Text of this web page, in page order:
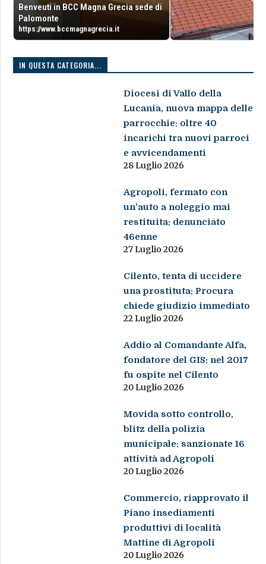
Benveuti in BCC Magna Grecia sede di
Palomonte
https://www.bccmagnagrecia.it
IN QUESTA CATEGORIA...
Diocesi di Vallo della
Lucania, nuova mappa delle
parrocchie: oltre 40
incarichi tra nuovi parroci
e avvicendamenti
28 Luglio 2026
Agropoli, fermato con
un’auto a noleggio mai
restituita: denunciato
46enne
27 Luglio 2026
Cilento, tenta di uccidere
una prostituta: Procura
chiede giudizio immediato
22 Luglio 2026
Addio al Comandante Alfa,
fondatore del GIS: nel 2017
fu ospite nel Cilento
20 Luglio 2026
Movida sotto controllo,
blitz della polizia
municipale: sanzionate 16
attività ad Agropoli
20 Luglio 2026
Commercio, riapprovato il
Piano insediamenti
produttivi di località
Mattine di Agropoli
20 Luglio 2026